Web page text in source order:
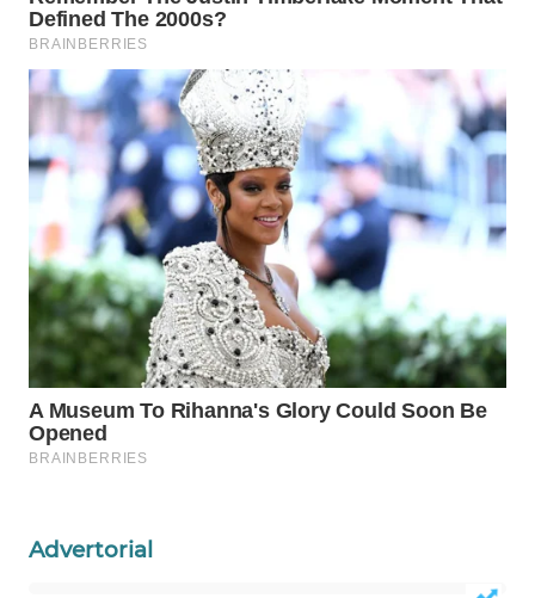
Advertorial
HEALTH
WAHANA
DESA
WISATA
WAHANA
Wahana
Network
KONSUMEN
LISTRIK
MASYARAKAT
WALINKI
ID